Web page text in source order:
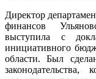
Директор
финансов
выступила с
инициативного
области. Был